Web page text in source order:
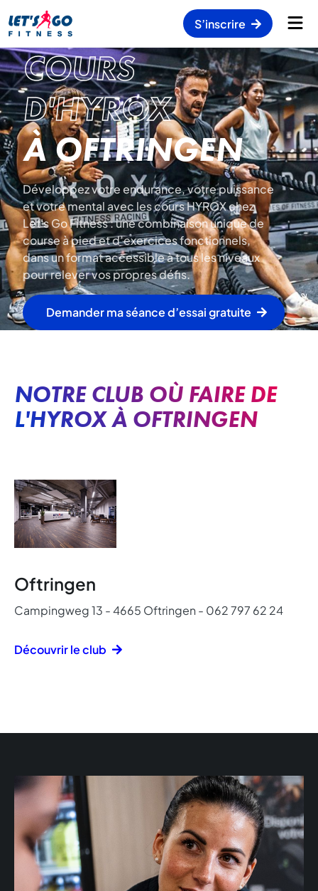
S’inscrire
COURS
D'HYROX
À OFTRINGEN
Développez votre endurance, votre puissance
et votre mental avec les cours HYROX chez
Let's Go Fitness : une combinaison unique de
course à pied et d’exercices fonctionnels,
dans un format accessible à tous les niveaux
pour relever vos propres défis.
Demander ma séance d’essai gratuite
NOTRE CLUB OÙ FAIRE DE
L'HYROX À OFTRINGEN
Oftringen
Campingweg 13 - 4665 Oftringen - 062 797 62 24
Découvrir le club